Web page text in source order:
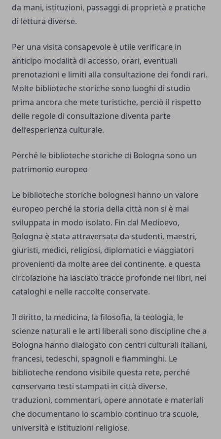
da mani, istituzioni, passaggi di proprietà e pratiche
di lettura diverse.
Per una visita consapevole è utile verificare in
anticipo modalità di accesso, orari, eventuali
prenotazioni e limiti alla consultazione dei fondi rari.
Molte biblioteche storiche sono luoghi di studio
prima ancora che mete turistiche, perciò il rispetto
delle regole di consultazione diventa parte
dell’esperienza culturale.
Perché le biblioteche storiche di Bologna sono un
patrimonio europeo
Le biblioteche storiche bolognesi hanno un valore
europeo perché la storia della città non si è mai
sviluppata in modo isolato. Fin dal Medioevo,
Bologna è stata attraversata da studenti, maestri,
giuristi, medici, religiosi, diplomatici e viaggiatori
provenienti da molte aree del continente, e questa
circolazione ha lasciato tracce profonde nei libri, nei
cataloghi e nelle raccolte conservate.
Il diritto, la medicina, la filosofia, la teologia, le
scienze naturali e le arti liberali sono discipline che a
Bologna hanno dialogato con centri culturali italiani,
francesi, tedeschi, spagnoli e fiamminghi. Le
biblioteche rendono visibile questa rete, perché
conservano testi stampati in città diverse,
traduzioni, commentari, opere annotate e materiali
che documentano lo scambio continuo tra scuole,
università e istituzioni religiose.